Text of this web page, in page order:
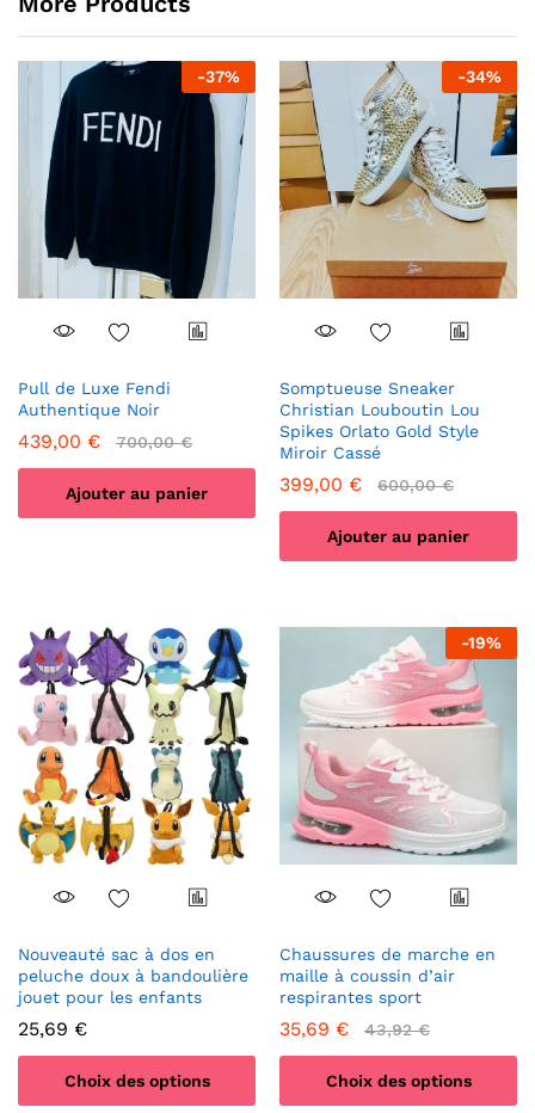
-37%
Pull de Luxe Fendi
Authentique Noir
439,00 € 700,00€
Ajouter au panier
-34%
Somptueuse Sneaker
Christian Louboutin Lou
Spikes Orlato Gold Style
Miroir Cassé
399,00 € 600,00€
Ajouter au panier
Nouveauté sac à dos en
peluche doux à bandoulière
jouet pour les enfants
25,69 €
Choix des options
-19%
Chaussures de marche en
maille à coussin d’air
respirantes sport
35,69 € 43,92€
Choix des options